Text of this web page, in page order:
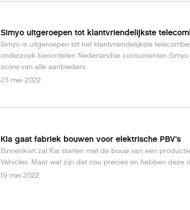
Simyo uitgeroepen tot klantvriendelijkste
Simyo is uitgeroepen tot het klantvriendelijkste
onderzoek beoordelen Nederlandse consumenten
score van alle aanbieders.
23 mei 2022
Kia gaat fabriek bouwen voor elektrische PBV’s
Binnenkort zal Kia starten met de bouw van een
Vehicles. Maar wat zijn dat nou precies en hebben deze
19 mei 2022